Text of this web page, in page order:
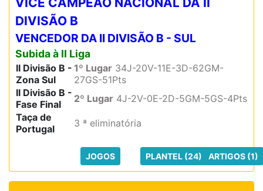
DIVISÃO B
VENCEDOR DA II DIVISÃO B - SUL
Subida à II Liga
II Divisão B -
Zona Sul
1º Lugar 34J-20V-11E-3D-62GM-
27GS-51Pts
II Divisão B -
Fase Final
2º Lugar 4J-2V-0E-2D-5GM-5GS-4Pts
Taça de
Portugal
3 ª eliminatória
JOGOS PLANTEL (24) ARTIGOS (1)